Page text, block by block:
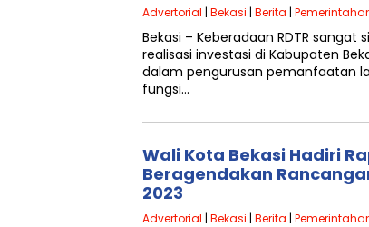
Advertorial | Bekasi | Berita |
Bekasi – Keberadaan RDTR
realisasi investasi di Kabupaten
dalam pengurusan pemanfaatan
fungsi…
Wali Kota Bekasi Hadiri
Beragendakan
2023
Advertorial | Bekasi | Berita |